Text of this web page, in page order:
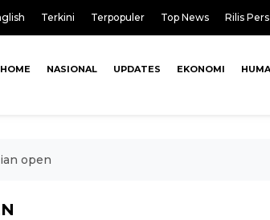
Terkini Terpopuler Top News Rilis Pers
HOME NASIONAL UPDATES EKONOMI
open